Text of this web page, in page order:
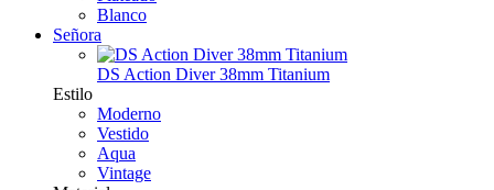
Blanco
Señora
DS Action Diver 38mm Titanium
Estilo
Moderno
Vestido
Aqua
Vintage